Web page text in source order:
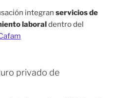
integran servicios de
laboral dentro del
privado de